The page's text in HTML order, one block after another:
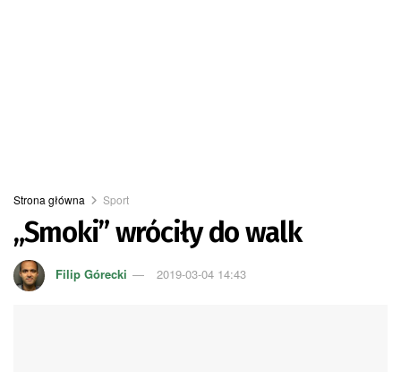
Strona główna Sport
„Smoki” wróciły do walk
Filip Górecki 2019-03-04 14:43